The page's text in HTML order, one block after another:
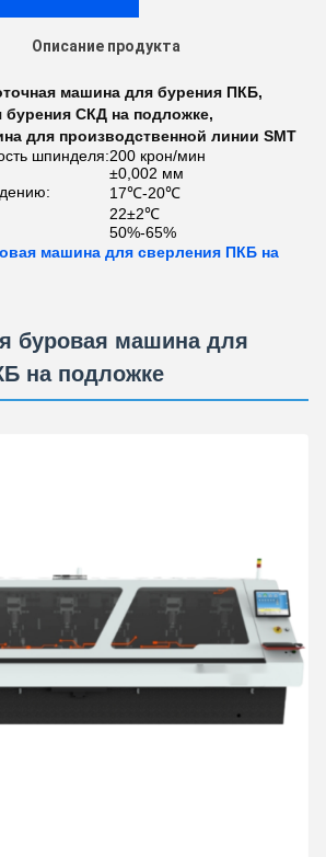
Описание продукта
машина для бурения ПКБ,
СКД на подложке,
для производственной линии SMT
шпинделя:200 крон/мин
±0,002 мм
17℃-20℃
22±2℃
50%-65%
машина для сверления ПКБ на
буровая машина для
на подложке